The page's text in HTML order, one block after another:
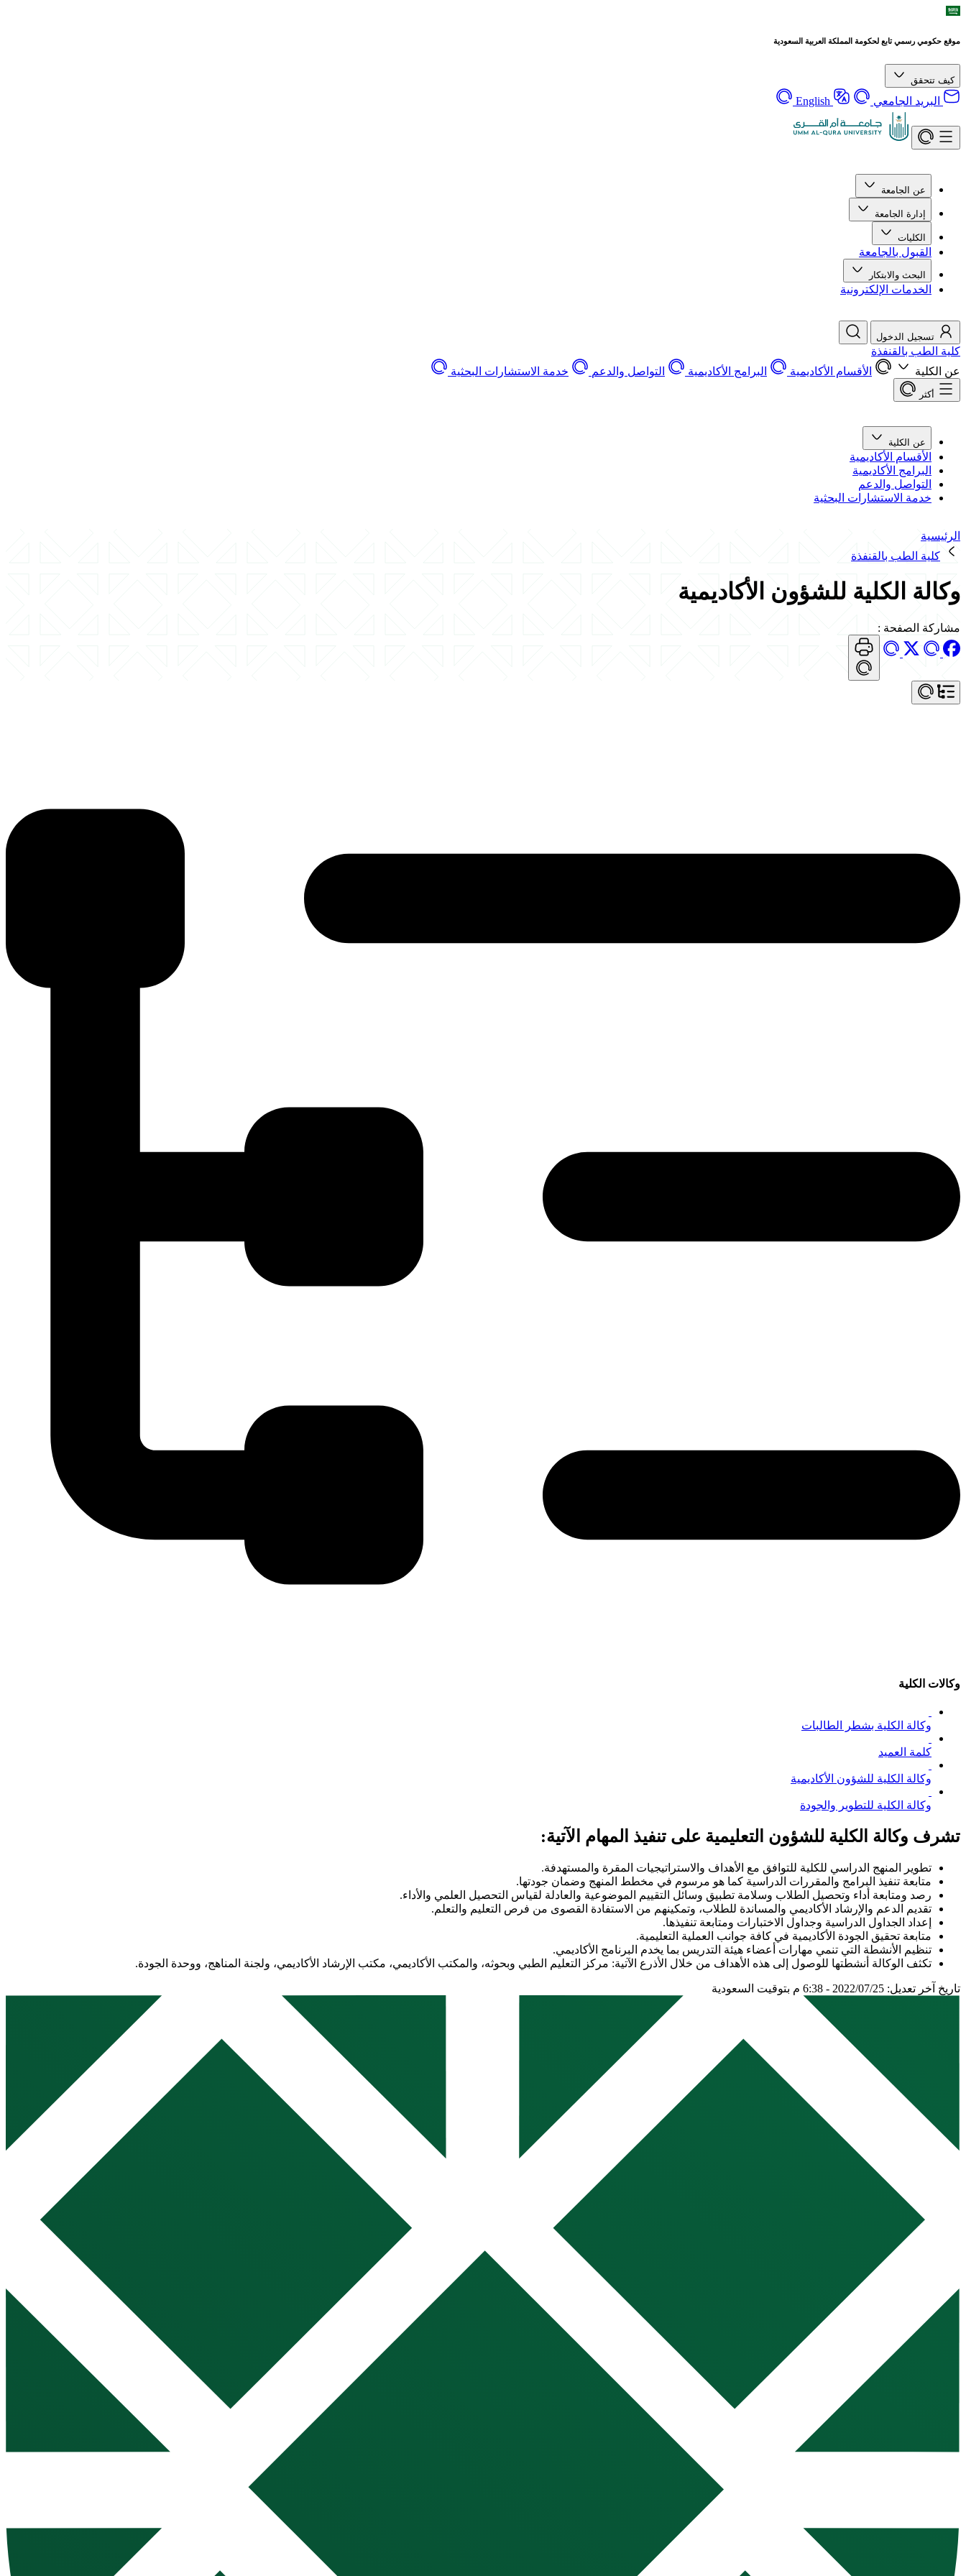
موقع حكومي رسمي تابع لحكومة المملكة العربية السعودية
كيف تتحقق
البريد الجامعي English
عن الجامعة
إدارة الجامعة
الكليات
القبول بالجامعة
البحث والابتكار
الخدمات الإلكترونية
تسجيل الدخول
كلية الطب بالقنفذة
عن الكلية
الأقسام الأكاديمية البرامج الأكاديمية التواصل والدعم خدمة الاستشارات البحثية
أكثر
عن الكلية
الأقسام الأكاديمية
البرامج الأكاديمية
التواصل والدعم
خدمة الاستشارات البحثية
الرئيسية
كلية الطب بالقنفذة
وكالة الكلية للشؤون الأكاديمية
مشاركة الصفحة :
وكالات الكلية
وكالة الكلية بشطر الطالبات
كلمة العميد
وكالة الكلية للشؤون الأكاديمية
وكالة الكلية للتطوير والجودة
تشرف وكالة الكلية للشؤون التعليمية على تنفيذ المهام الآتية:
تطوير المنهج الدراسي للكلية للتوافق مع الأهداف والاستراتيجيات المقرة والمستهدفة.
متابعة تنفيذ البرامج والمقررات الدراسية كما هو مرسوم في مخطط المنهج وضمان جودتها.
رصد ومتابعة أداء وتحصيل الطلاب وسلامة تطبيق وسائل التقييم الموضوعية والعادلة لقياس التحصيل العلمي والأداء.
تقديم الدعم والإرشاد الأكاديمي والمساندة للطلاب، وتمكينهم من الاستفادة القصوى من فرص التعليم والتعلم.
إعداد الجداول الدراسية وجداول الاختبارات ومتابعة تنفيذها.
متابعة تحقيق الجودة الأكاديمية في كافة جوانب العملية التعليمية.
تنظيم الأنشطة التي تنمي مهارات أعضاء هيئة التدريس بما يخدم البرنامج الأكاديمي.
تكثف الوكالة أنشطتها للوصول إلى هذه الأهداف من خلال الأذرع الآتية: مركز التعليم الطبي وبحوثه، والمكتب الأكاديمي، مكتب الإرشاد الأكاديمي، ولجنة المناهج، ووحدة الجودة.
تاريخ آخر تعديل: 2022/07/25 - 6:38 م بتوقيت السعودية